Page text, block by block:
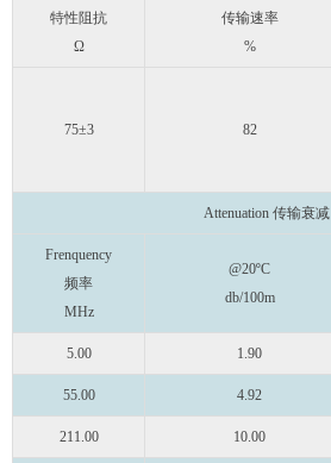
特性阻抗
Ω
传输速率
%
75±3 82
Attenuation 传输衰减
Frenquency
频率
MHz
@20ºC
db/100m
5.00 1.90
55.00 4.92
211.00 10.00